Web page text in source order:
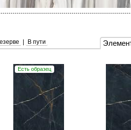
В пути
Есть образец